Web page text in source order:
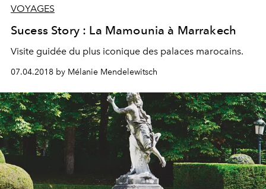
VOYAGES
Sucess Story : La Mamounia à Marrakech
Visite guidée du plus iconique des palaces marocains.
07.04.2018 by Mélanie Mendelewitsch